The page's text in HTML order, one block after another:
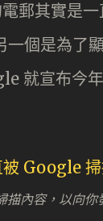
郵其實是
個是為了
就宣布今
內容，以向你